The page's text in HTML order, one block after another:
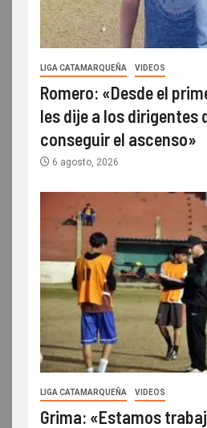
LIGA CATAMARQUEÑA VIDEOS
Romero: «Desde el
les dije a los dirigentes
conseguir el ascenso»
6 agosto, 2026
LIGA CATAMARQUEÑA VIDEOS
Grima: «Estamos